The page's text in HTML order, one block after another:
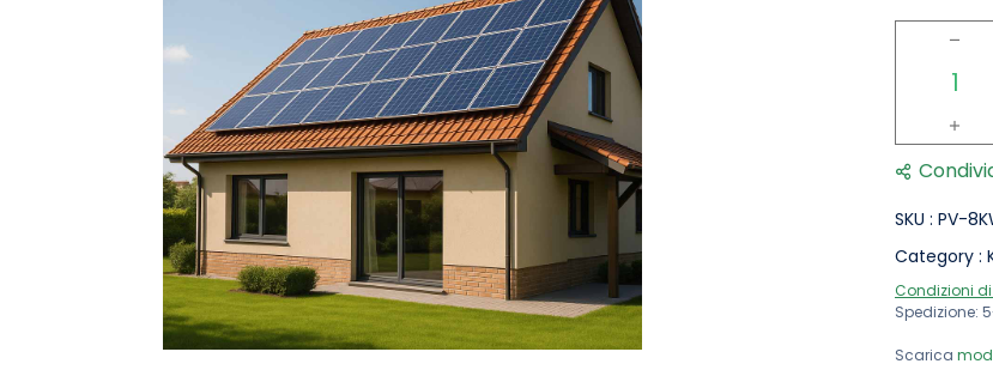
SKU : PV-
Category :
Condizioni
Spedizione:
Scarica